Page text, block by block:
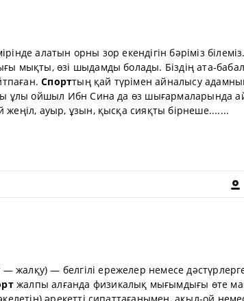
алатын орны зор екендігін бәріміз білеміз.
мықты, өзі шыдамды болады. Біздің ата-
Спорттың қай түрімен айналысу
ұлы ойшыл Ибн Сина да өз шығармаларында
жеңіл, ауыр, ұзын, қысқа сияқты бірнеше.......
— жалқу) — белгілі ережелер немесе
жалпы алғанда физикалық мығымдығы өте
әрекетті сипаттағанымен, ақыл-ой